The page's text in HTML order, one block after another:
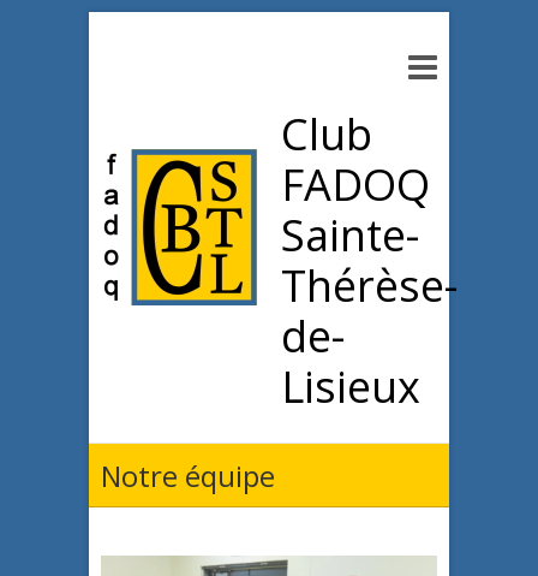
Club
FADOQ
Sainte-
Thérèse-
de-
Lisieux
Notre équipe